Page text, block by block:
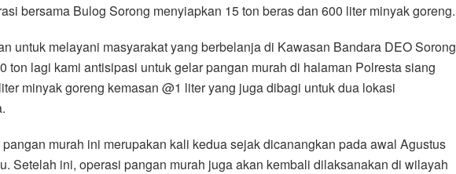
bersama Bulog Sorong menyiapkan 15 ton beras dan 600 liter minyak goreng.
untuk melayani masyarakat yang berbelanja di Kawasan Bandara DEO Sorong
ton lagi kami antisipasi untuk gelar pangan murah di halaman Polresta siang
minyak goreng kemasan @1 liter yang juga dibagi untuk dua lokasi
murah ini merupakan kali kedua sejak dicanangkan pada awal Agustus
Setelah ini, operasi pangan murah juga akan kembali dilaksanakan di wilayah